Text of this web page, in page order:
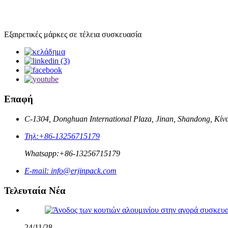
Εξαιρετικές μάρκες σε τέλεια συσκευασία
Επαφή
C-1304, Donghuan International Plaza, Jinan, Shandong,
Τηλ:+86-13256715179
Whatsapp:+86-13256715179
E-mail: info@erjinpack.com
Τελευταία Νέα